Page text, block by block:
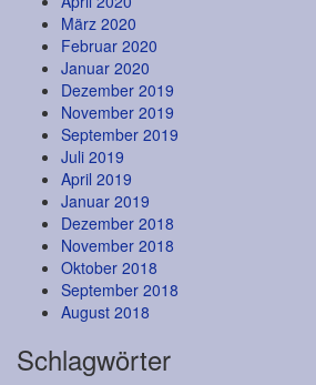
März 2020
Februar 2020
Januar 2020
Dezember 2019
November 2019
September 2019
Juli 2019
April 2019
Januar 2019
Dezember 2018
November 2018
Oktober 2018
September 2018
August 2018
Schlagwörter